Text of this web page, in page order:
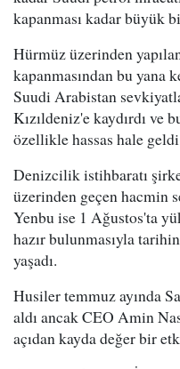
kapanması kadar büyük
Hürmüz üzerinden
kapanmasından bu yana
Suudi Arabistan
Kızıldeniz'e kaydırdı ve
özellikle hassas hale
Denizcilik istihbaratı
üzerinden geçen hacmin
Yenbu ise 1 Ağustos'ta
hazır bulunmasıyla
yaşadı.
Husiler temmuz ayında
aldı ancak CEO Amin
açıdan kayda değer bir